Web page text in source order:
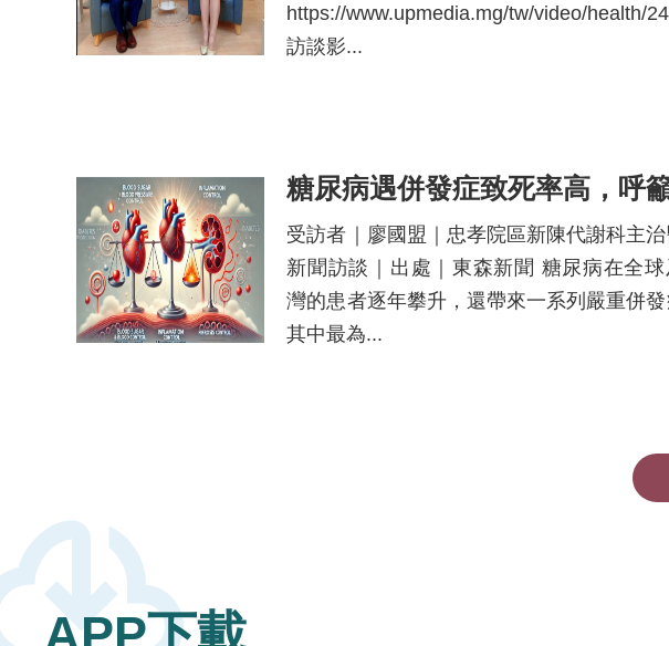
https://www.upmedia.mg/tw/video/health/
訪談影...
受訪者｜廖國盟｜忠孝院區新陳代謝科主
新聞訪談｜出處｜東森新聞 糖尿病在全球
灣的患者逐年攀升，還帶來一系列嚴重併發
其中最為...
APP下載